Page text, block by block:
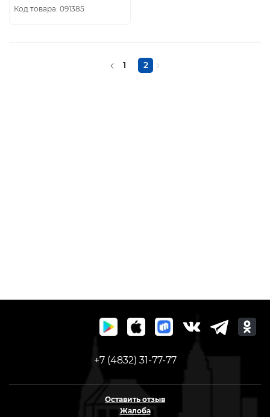
Код товара: 091385
1 2
+7 (4832) 31-77-77
Оставить отзыв
Жалоба